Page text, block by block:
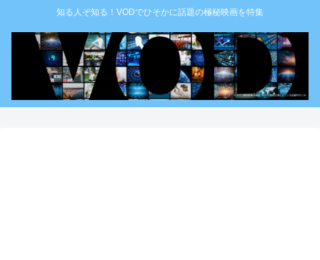
知る人ぞ知る！VODでひそかに話題の極秘映画を特集